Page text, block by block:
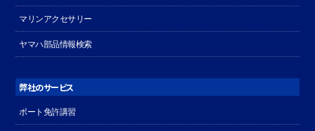
マリンアクセサリー
ヤマハ部品情報検索
弊社のサービス
ボート免許講習